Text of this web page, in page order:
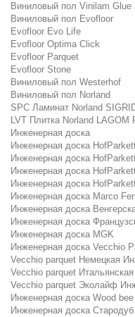
Виниловый пол Vinilam
Виниловый пол Evofloor
Evofloor Evo Life
Evofloor Optima Click
Evofloor Parquet
Evofloor Stone
Виниловый пол Westerhof
Виниловый пол Norland
SPC Ламинат Norland
LVT Плитка Norland LAGOM
Инженерная доска
Инженерная доска
Инженерная доска
Инженерная доска
Инженерная доска
Инженерная доска Marco
Инженерная доска
Инженерная доска
Инженерная доска MGK
Инженерная доска Vecchio
Vecchio parquet Немецкая
Vecchio parquet
Vecchio parquet Эколайф
Инженерная доска Wood bee
Инженерная доска Стародуб